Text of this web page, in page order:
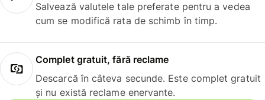
Salvează valutele tale preferate pentru a vedea
cum se modifică rata de schimb în timp.
Complet gratuit, fără reclame
Descarcă în câteva secunde. Este complet gratuit
și nu există reclame enervante.